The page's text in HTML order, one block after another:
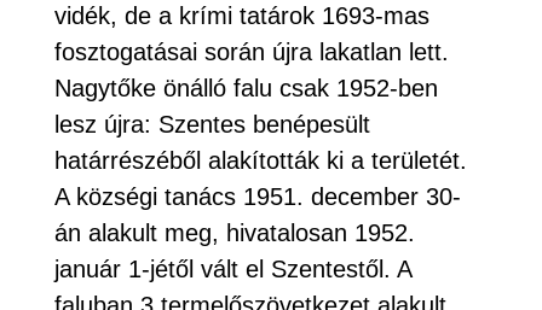
vidék, de a krími tatárok 1693-mas
fosztogatásai során újra lakatlan lett.
Nagytőke önálló falu csak 1952-ben
lesz újra: Szentes benépesült
határrészéből alakították ki a területét.
A községi tanács 1951. december 30-
án alakult meg, hivatalosan 1952.
január 1-jétől vált el Szentestől. A
faluban 3 termelőszövetkezet alakult,